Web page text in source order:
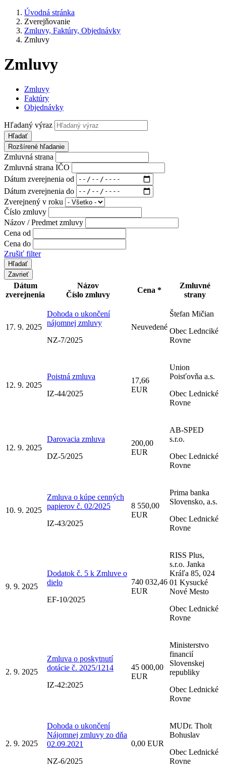
Úvodná stránka
Zverejňovanie
Zmluvy, Faktúry, Objednávky
Zmluvy
Zmluvy
Zmluvy
Faktúry
Objednávky
Hľadaný výraz
Hľadať
Rozšírené hľadanie
Zmluvná strana
Zmluvná strana IČO
Dátum zverejnenia od
Dátum zverejnenia do
Zverejnený v roku
Číslo zmluvy
Názov / Predmet zmluvy
Cena od
Cena do
Zrušiť filter
Zavrieť
Dátum
zverejnenia
Názov
Číslo zmluvy
Cena *
Zmluvné
strany
17. 9. 2025
Dohoda o ukončení
nájomnej zmluvy
NZ-7/2025
Neuvedené
Štefan Mičian
Obec Lednciké
Rovne
12. 9. 2025
Poistná zmluva
IZ-44/2025
17,66
EUR
Union
Poisťovňa a.s.
Obec Lednické
Rovne
12. 9. 2025
Darovacia zmluva
DZ-5/2025
200,00
EUR
AB-SPED
s.r.o.
Obec Lednické
Rovne
10. 9. 2025
Zmluva o kúpe cenných
papierov č. 02/2025
IZ-43/2025
8 550,00
EUR
Prima banka
Slovensko, a.s.
Obec Lednické
Rovne
9. 9. 2025
Dodatok č. 5 k Zmluve o
dielo
EF-10/2025
740 032,46
EUR
RISS Plus,
s.r.o. Janka
Kráľa 85, 024
01 Kysucké
Nové Mesto
Obec Lednické
Rovne
2. 9. 2025
Zmluva o poskytnutí
dotácie č. 2025/1214
IZ-42:2025
45 000,00
EUR
Ministerstvo
financií
Slovenskej
republiky
Obec Lednické
Rovne
2. 9. 2025
Dohoda o ukončení
Nájomnej zmluvy zo dňa
02.09.2021
NZ-6/2025
0,00 EUR
MUDr. Tholt
Bohuslav
Obec Lednické
Rovne